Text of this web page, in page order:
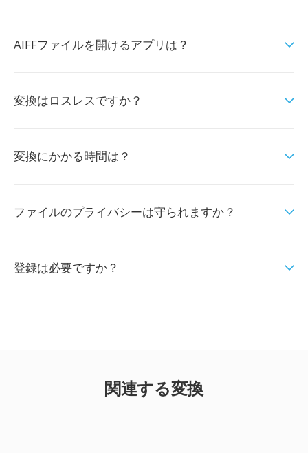
AIFFファイルを開けるアプリは？
変換はロスレスですか？
変換にかかる時間は？
ファイルのプライバシーは守られますか？
登録は必要ですか？
関連する変換